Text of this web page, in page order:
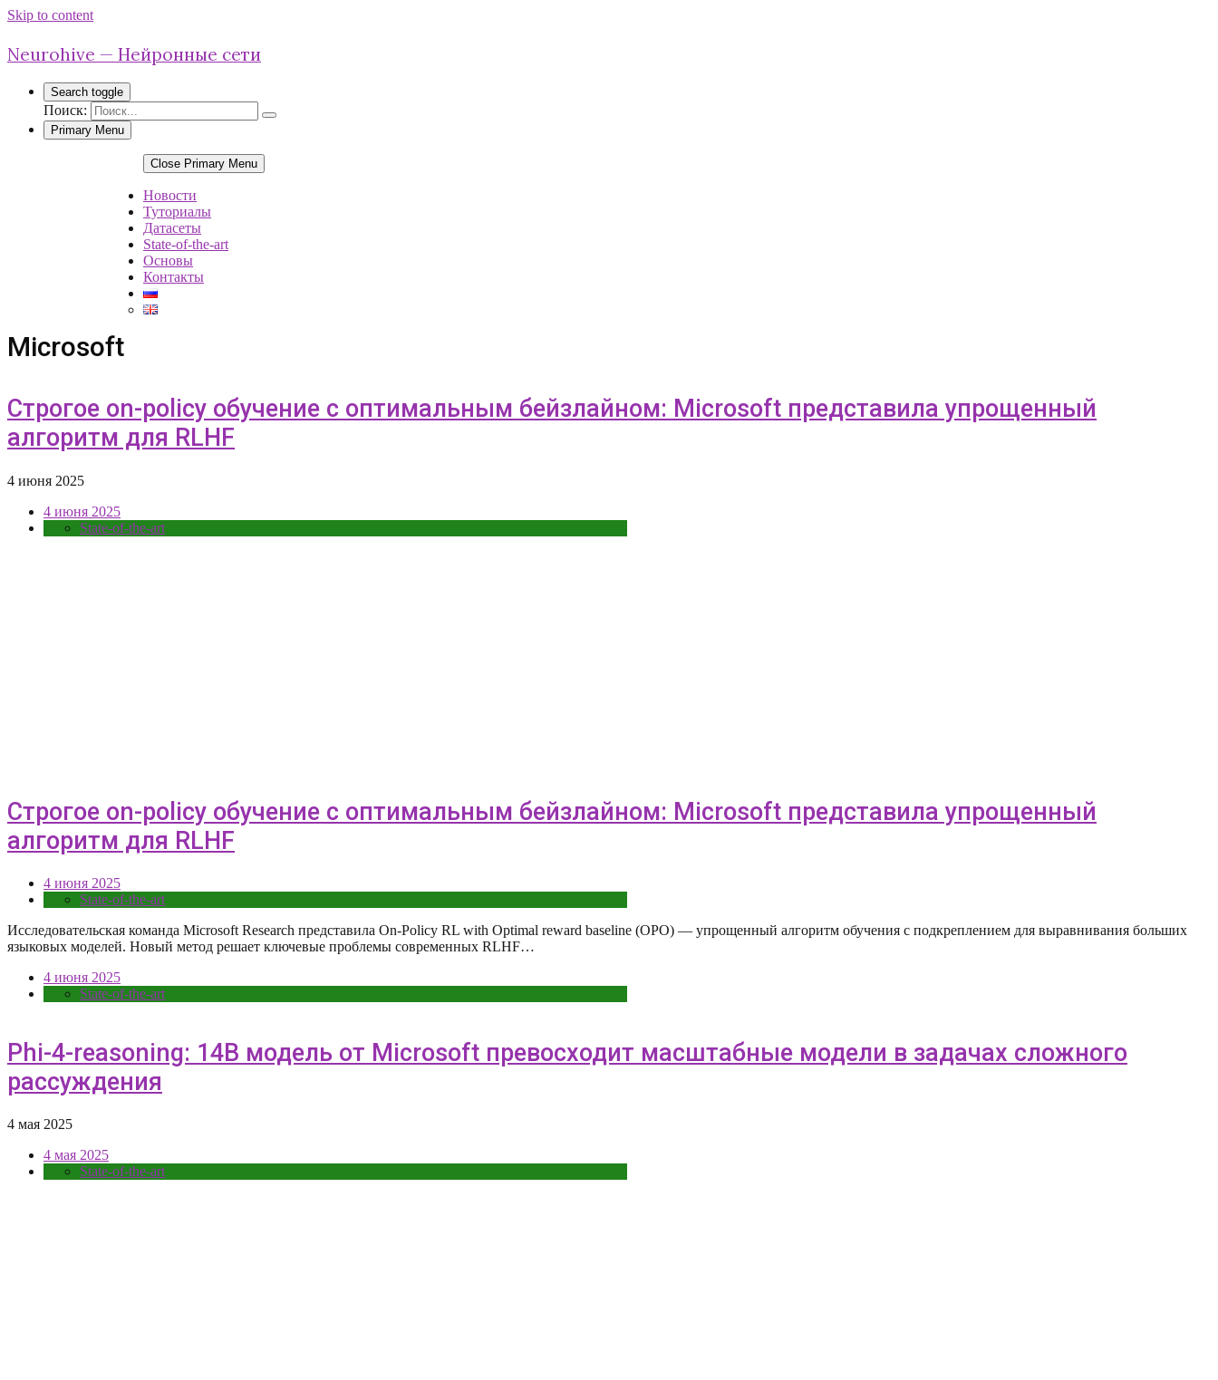
Skip to content
Neurohive — Нейронные сети
Search toggle
Поиск:
Primary Menu
Close Primary Menu
Новости
Туториалы
Датасеты
State-of-the-art
Основы
Контакты
Microsoft
Строгое on-policy обучение с оптимальным бейзлайном: Microsoft представила упрощенный
алгоритм для RLHF
4 июня 2025
4 июня 2025
State-of-the-art
Строгое on-policy обучение с оптимальным бейзлайном: Microsoft представила упрощенный
алгоритм для RLHF
4 июня 2025
State-of-the-art
Исследовательская команда Microsoft Research представила On-Policy RL with Optimal reward baseline (OPO) — упрощенный алгоритм обучения с подкреплением для выравнивания больших
языковых моделей. Новый метод решает ключевые проблемы современных RLHF…
4 июня 2025
State-of-the-art
Phi-4-reasoning: 14B модель от Microsoft превосходит масштабные модели в задачах сложного
рассуждения
4 мая 2025
4 мая 2025
State-of-the-art